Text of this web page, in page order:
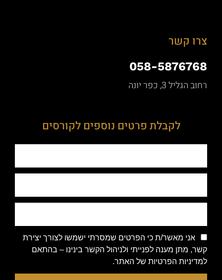
צרו קשר
058-5876768
רחוב הגליל 3, כפר יונה
לקבלת פרטים נוספים לקורסים
אני מאשר/ת כי הפרטים שמסרתי ישמשו לצורך יצירת
קשר, מתן מענה לפנייתי ולניהול הקשר בינינו – בהתאם
למדיניות הפרטיות של האתר.